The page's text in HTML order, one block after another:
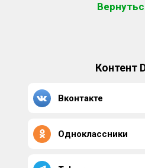
Контент
Вконтакте
Одноклассники